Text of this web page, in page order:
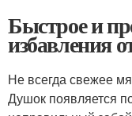
Быстрое и
избавления
Не всегда свежее
Душок появляется